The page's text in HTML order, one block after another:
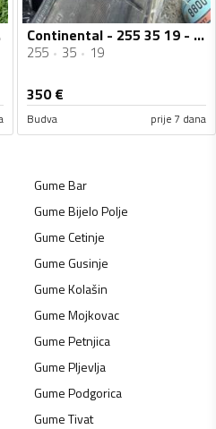
Continental - 255 35 19 - Ljetnja guma
255 35 19
350€
Budva prije 7 dana
GumeBar
GumeBijelo Polje
GumeCetinje
GumeGusinje
GumeKolašin
GumeMojkovac
GumePetnjica
GumePljevlja
GumePodgorica
GumeTivat